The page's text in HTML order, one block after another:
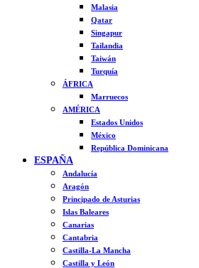
Malasia
Qatar
Singapur
Tailandia
Taiwán
Turquía
ÁFRICA
Marruecos
AMÉRICA
Estados Unidos
México
República Dominicana
ESPAÑA
Andalucía
Aragón
Principado de Asturias
Islas Baleares
Canarias
Cantabria
Castilla-La Mancha
Castilla y León